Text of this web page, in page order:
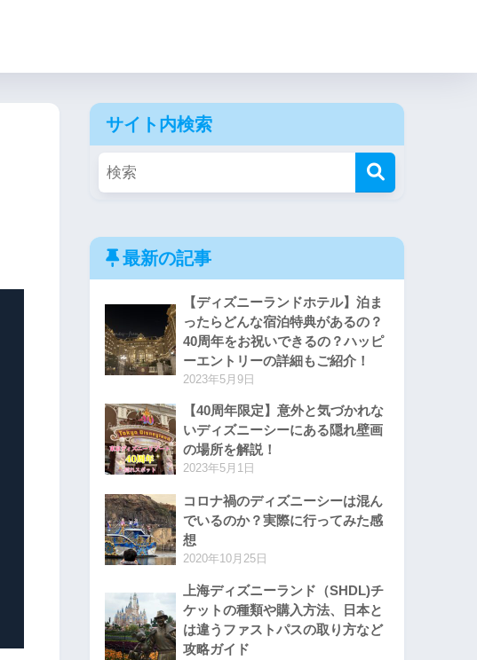
サイト内検索
最新の記事
【ディズニーランドホテル】泊ま
ったらどんな宿泊特典があるの？
40周年をお祝いできるの？ハッピ
ーエントリーの詳細もご紹介！
2023年5月9日
【40周年限定】意外と気づかれな
いディズニーシーにある隠れ壁画
の場所を解説！
2023年5月1日
コロナ禍のディズニーシーは混ん
でいるのか？実際に行ってみた感
想
2020年10月25日
上海ディズニーランド（SHDL)チ
ケットの種類や購入方法、日本と
は違うファストパスの取り方など
攻略ガイド